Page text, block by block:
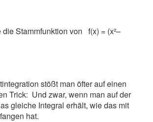
die Stammfunktion von f(x) = (x²–
stößt man öfter auf einen
Trick: Und zwar, wenn man auf der
gleiche Integral erhält, wie das mit
hat.